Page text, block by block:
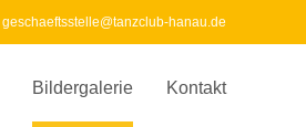
geschaeftsstelle@tanzclub-hanau.de
Bildergalerie Kontakt